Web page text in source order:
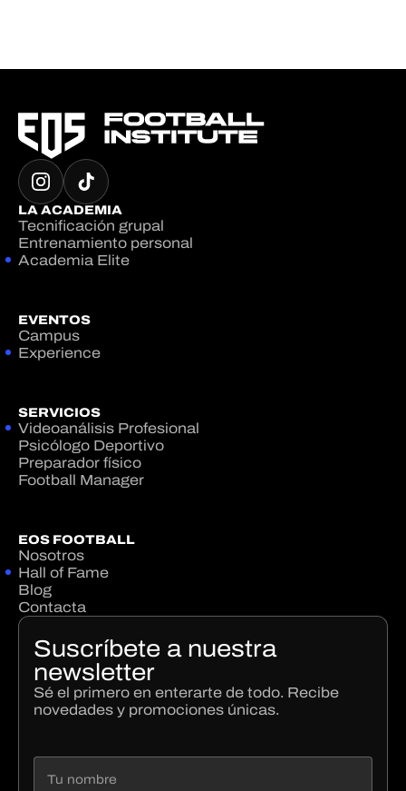
LA ACADEMIA
Tecnificación grupal
Entrenamiento personal
Academia Elite
EVENTOS
Campus
Experience
SERVICIOS
Videoanálisis Profesional
Psicólogo Deportivo
Preparador físico
Football Manager
EOS FOOTBALL
Nosotros
Hall of Fame
Blog
Contacta
Suscríbete a nuestra
newsletter
Sé el primero en enterarte de todo. Recibe
novedades y promociones únicas.